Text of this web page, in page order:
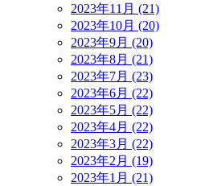
2023年11月 (21)
2023年10月 (20)
2023年9月 (20)
2023年8月 (21)
2023年7月 (23)
2023年6月 (22)
2023年5月 (22)
2023年4月 (22)
2023年3月 (22)
2023年2月 (19)
2023年1月 (21)